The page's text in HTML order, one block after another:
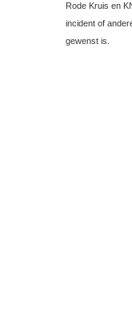
Rode Kruis en
incident of
gewenst is.